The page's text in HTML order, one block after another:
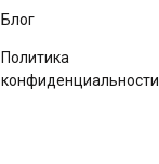
Блог
Политика
конфиденциальности